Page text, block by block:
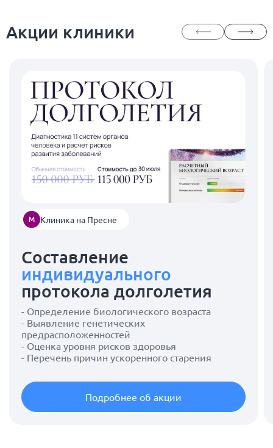
Акции клиники
Клиника на Пресне
Составление
индивидуального
протокола долголетия
- Определение биологического возраста
- Выявление генетических
предрасположенностей
- Оценка уровня рисков здоровья
- Перечень причин ускоренного старения
Подробнее об акции